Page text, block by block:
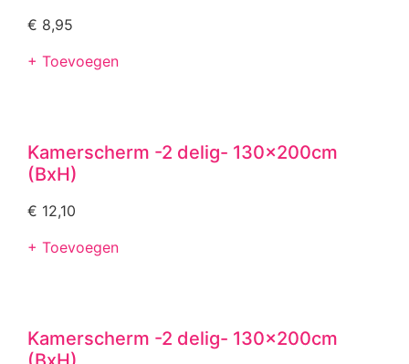
€ 8,95
+ Toevoegen
Kamerscherm -2 delig- 130x200cm
(BxH)
€ 12,10
+ Toevoegen
Kamerscherm -2 delig- 130x200cm